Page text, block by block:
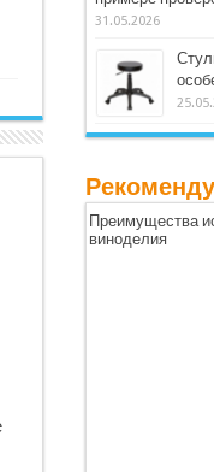
31.05.2026
Преимущества
виноделия